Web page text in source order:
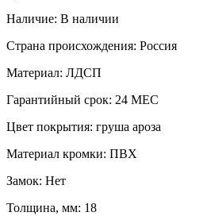
Наличие: В наличии
Страна происхождения: Россия
Материал: ЛДСП
Гарантийный срок: 24 МЕС
Цвет покрытия: груша ароза
Материал кромки: ПВХ
Замок: Нет
Толщина, мм: 18